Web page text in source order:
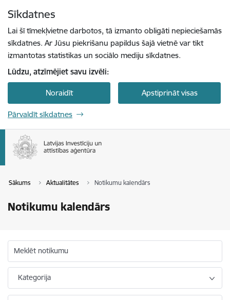
Sīkdatnes
Lai šī tīmekļvietne darbotos, tā izmanto obligāti nepieciešamās
sīkdatnes. Ar Jūsu piekrišanu papildus šajā vietnē var tikt
izmantotas statistikas un sociālo mediju sīkdatnes.
Lūdzu, atzīmējiet savu izvēli:
Noraidīt Apstiprināt visas
Pārvaldīt sīkdatnes
Sākums Aktualitātes Notikumu kalendārs
Notikumu kalendārs
Meklēt notikumu
Kategorija